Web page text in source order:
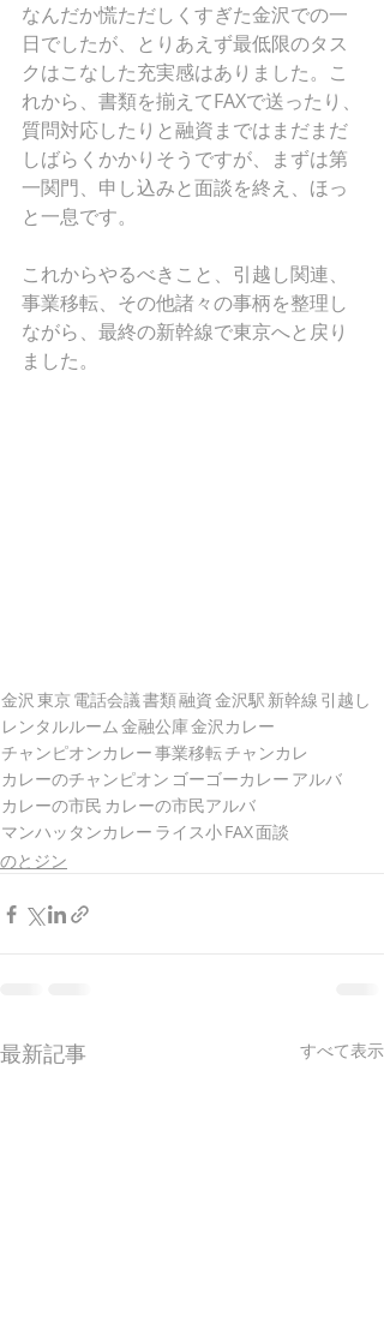
なんだか慌ただしくすぎた金沢での一
日でしたが、とりあえず最低限のタス
クはこなした充実感はありました。こ
れから、書類を揃えてFAXで送ったり、
質問対応したりと融資まではまだまだ
しばらくかかりそうですが、まずは第
一関門、申し込みと面談を終え、ほっ
と一息です。
これからやるべきこと、引越し関連、
事業移転、その他諸々の事柄を整理し
ながら、最終の新幹線で東京へと戻り
ました。
金沢 東京 電話会議書類融資金沢駅 新幹線 引越し
レンタルルーム金融公庫金沢カレー
チャンピオンカレー事業移転チャンカレ
カレーのチャンピオン ゴーゴーカレー アルバ
カレーの市民 カレーの市民アルバ
マンハッタンカレー ライス小FAX面談
のとジン
最新記事 すべて表示